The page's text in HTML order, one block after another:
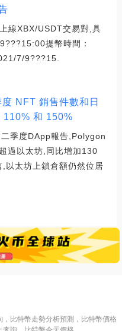
線XBX/USDT交易對,具
提幣時間：
7/9???15.
NFT 銷售件數和日
110% 和 150%
季度DApp報告,Polygon
過以太坊,同比增加130
以太坊上鎖倉額仍然位居
比特幣走勢分析預測，比特幣價格